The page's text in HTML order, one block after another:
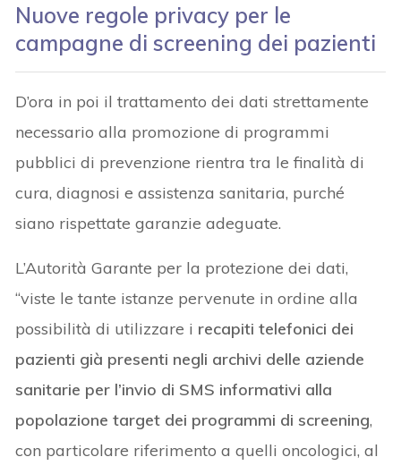
Nuove regole privacy per le
campagne di screening dei pazienti
D’ora in poi il trattamento dei dati strettamente
necessario alla promozione di programmi
pubblici di prevenzione rientra tra le finalità di
cura, diagnosi e assistenza sanitaria, purché
siano rispettate garanzie adeguate.
L’Autorità Garante per la protezione dei dati,
“viste le tante istanze pervenute in ordine alla
possibilità di utilizzare i recapiti telefonici dei
pazienti già presenti negli archivi delle aziende
sanitarie per l’invio di SMS informativi alla
popolazione target dei programmi di screening,
con particolare riferimento a quelli oncologici, al